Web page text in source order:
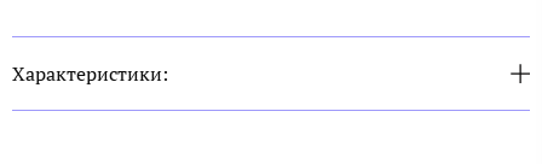
Характеристики: